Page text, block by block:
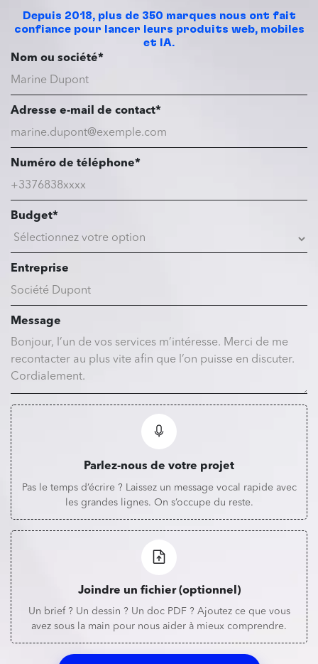
Depuis 2018, plus de 350 marques nous ont fait
confiance pour lancer leurs produits web, mobiles
et IA.
Nom ou société*
Adresse e-mail de contact*
Numéro de téléphone*
Budget*
Entreprise
Message
Parlez-nous de votre projet
Pas le temps d’écrire ? Laissez un message vocal rapide avec
les grandes lignes. On s’occupe du reste.
Joindre un fichier (optionnel)
Un brief ? Un dessin ? Un doc PDF ? Ajoutez ce que vous
avez sous la main pour nous aider à mieux comprendre.